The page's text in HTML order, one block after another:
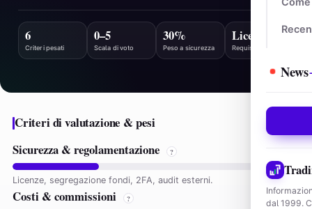
News
dal 1999.
6
Criteri pesati
0–5
Scala di voto
30%
Peso a sicurezza
Licenza
Requisito minimo
Criteri di valutazione & pesi
Sicurezza & regolamentazione
?
Licenze, segregazione fondi, 2FA, audit esterni.
Costi & commissioni ? 20%